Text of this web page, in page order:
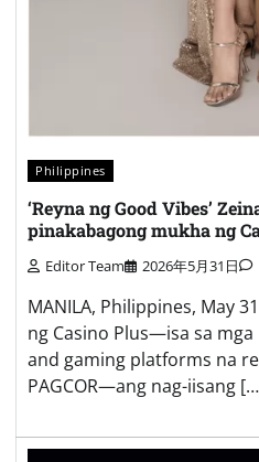
Philippines
‘Reyna ng Good Vibes’
pinakabagong mukha ng
Editor Team 2026年5月31日
MANILA, Philippines, May
ng Casino Plus—isa sa
and gaming platforms na
PAGCOR—ang nag-iisang